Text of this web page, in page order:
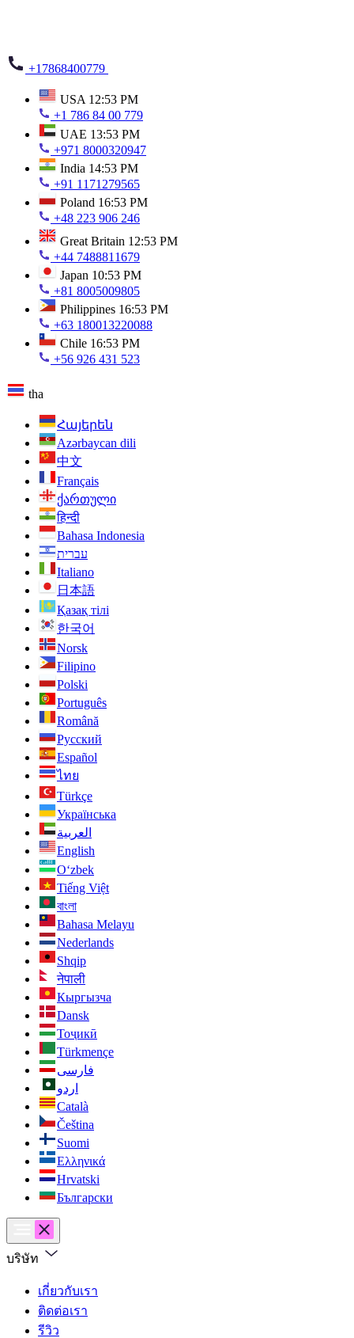
+17868400779
USA 12:53 PM
+1 786 84 00 779
UAE 13:53 PM
+971 8000320947
India 14:53 PM
+91 1171279565
Poland 16:53 PM
+48 223 906 246
Great Britain 12:53 PM
+44 7488811679
Japan 10:53 PM
+81 8005009805
Philippines 16:53 PM
+63 180013220088
Chile 16:53 PM
+56 926 431 523
tha
Հայերեն
Azərbaycan dili
中文
Français
ქართული
हिन्दी
Bahasa Indonesia
עברית
Italiano
日本語
Қазақ тілі
한국어
Norsk
Filipino
Polski
Português
Română
Русский
Español
ไทย
Türkçe
Українська
العربية
English
O‘zbek
Tiếng Việt
বাংলা
Bahasa Melayu
Nederlands
Shqip
नेपाली
Кыргызча
Dansk
Тоҷикӣ
Türkmençe
فارسی
اردو
Català
Čeština
Suomi
Ελληνικά
Hrvatski
Български
บริษัท
เกี่ยวกับเรา
ติดต่อเรา
รีวิว